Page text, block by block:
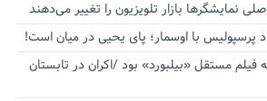
نمایشگرها بازار تلویزیون را تغییر می‌دهند
پرسپولیس با اوسمار؛ پای یحیی در میان است!
فیلم مستقل «بیلبورد» بود /اکران در تابستان